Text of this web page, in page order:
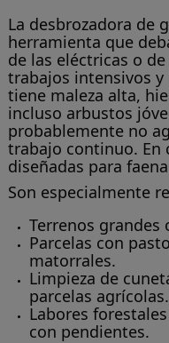
La desbrozadora de
herramienta que
de las eléctricas o
trabajos intensivos
tiene maleza alta,
incluso arbustos
probablemente no
trabajo continuo. En
diseñadas para
Son especialmente
Terrenos grandes
Parcelas con
matorrales.
Limpieza de
parcelas agrícolas.
Labores
con pendientes.